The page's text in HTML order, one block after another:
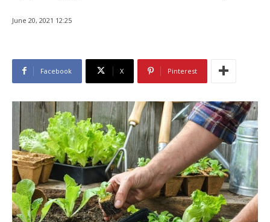
June 20, 2021 12:25
Facebook X Pinterest